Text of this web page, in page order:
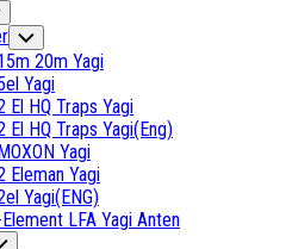
Toggle
Child
Menu20m Yagi
Yagi
El HQ Traps Yagi
El HQ Traps Yagi(Eng)
Yagi
Eleman Yagi
Yagi(ENG)
LFA Yagi Anten